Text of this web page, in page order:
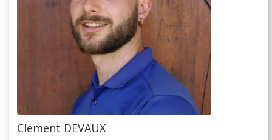
Clément DEVAUX